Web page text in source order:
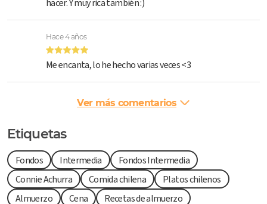
hacer. Y muy rica también :)
Hace 4 años
Me encanta, lo he hecho varias veces <3
Ver más comentarios
Etiquetas
Fondos Intermedia
Fondos Intermedia
Connie Achurra
Comida chilena
Platos chilenos
Almuerzo
Cena Recetas de almuerzo